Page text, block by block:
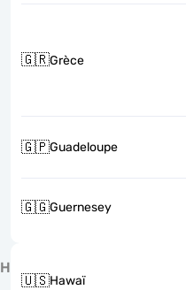
🇬🇷Grèce
🇬🇵Guadeloupe
🇬🇬Guernesey
H
🇺🇸Hawaï